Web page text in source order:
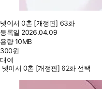
넷이서 0촌 [개정판] 63화
등록일 2026.04.09
용량10MB
300원
대여
넷이서 0촌 [개정판] 62화 선택